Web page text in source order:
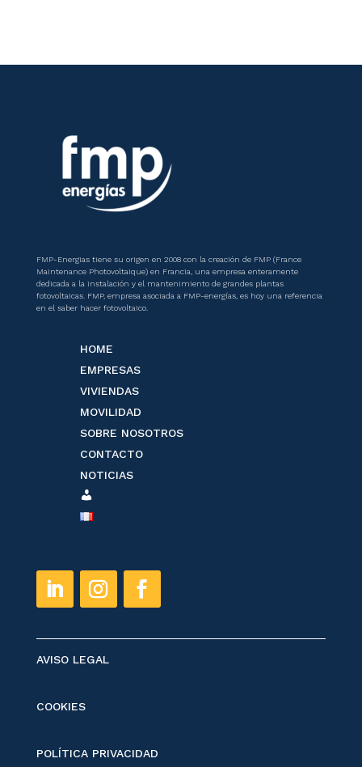
FMP-Energias tiene su origen en 2008 con la creación de FMP (France
Maintenance Photovoltaique) en Francia, una empresa enteramente
dedicada a la instalación y el mantenimiento de grandes plantas
fotovoltaicas. FMP, empresa asociada a FMP-energías, es hoy una referencia
en el saber hacer fotovoltaico.
HOME
EMPRESAS
VIVIENDAS
MOVILIDAD
SOBRE NOSOTROS
CONTACTO
NOTICIAS
CLIENT
AVISO LEGAL
COOKIES
POLÍTICA PRIVACIDAD